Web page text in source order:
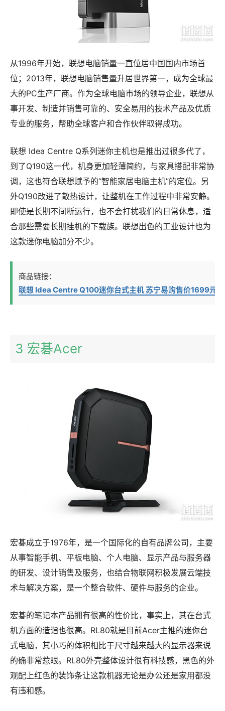
从1996年开始，联想电脑销量一直位居中国国内市场首
位；2013年，联想电脑销售量升居世界第一，成为全球最
大的PC生产厂商。作为全球电脑市场的领导企业，联想从
事开发、制造并销售可靠的、安全易用的技术产品及优质
专业的服务，帮助全球客户和合作伙伴取得成功。
联想 Idea Centre Q系列迷你主机也是推出过很多代了，
到了Q190这一代，机身更加轻薄简约，与家具搭配非常协
调，这也符合联想赋予的“智能家居电脑主机”的定位。另
外Q190改进了散热设计，让整机在工作过程中非常安静。
即使是长期不间断运行，也不会打扰我们的日常休息，适
合那些需要长期挂机的下载族。联想出色的工业设计也为
这款迷你电脑加分不少。
商品链接：
联想 Idea Centre Q100迷你台式主机 苏宁易购售价1699元
3 宏碁Acer
宏碁成立于1976年，是一个国际化的自有品牌公司，主要
从事智能手机、平板电脑、个人电脑、显示产品与服务器
的研发、设计销售及服务，也结合物联网积极发展云端技
术与解决方案，是一个整合软件、硬件与服务的企业。
宏碁的笔记本产品拥有很高的性价比，事实上，其在台式
机方面的造诣也很高。RL80就是目前Acer主推的迷你台
式电脑，其小巧的体积相比于尺寸越来越大的显示器来说
的确非常惹眼。RL80外壳整体设计很有科技感，黑色的外
观配上红色的装饰条让这款机器无论是办公还是家用都没
有违和感。